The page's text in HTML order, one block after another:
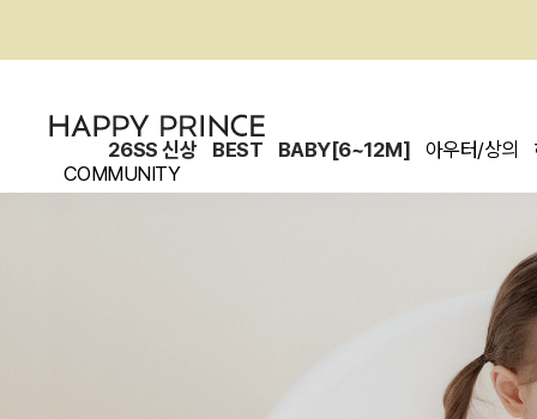
26SS 신상 BEST BABY[6~12M] 아우터/상의
COMMUNITY